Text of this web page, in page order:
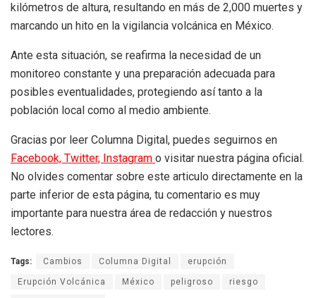
kilómetros de altura, resultando en más de 2,000 muertes y
marcando un hito en la vigilancia volcánica en México.
Ante esta situación, se reafirma la necesidad de un
monitoreo constante y una preparación adecuada para
posibles eventualidades, protegiendo así tanto a la
población local como al medio ambiente.
Gracias por leer Columna Digital, puedes seguirnos en
Facebook, Twitter, Instagram o visitar nuestra página oficial.
No olvides comentar sobre este articulo directamente en la
parte inferior de esta página, tu comentario es muy
importante para nuestra área de redacción y nuestros
lectores.
Tags: Cambios Columna Digital erupción
Erupción Volcánica México peligroso riesgo